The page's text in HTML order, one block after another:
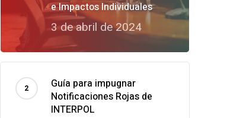
e Impactos Individuales
3 de abril de 2024
Guía para impugnar
Notificaciones Rojas de
INTERPOL